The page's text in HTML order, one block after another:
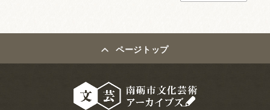
ページトップ